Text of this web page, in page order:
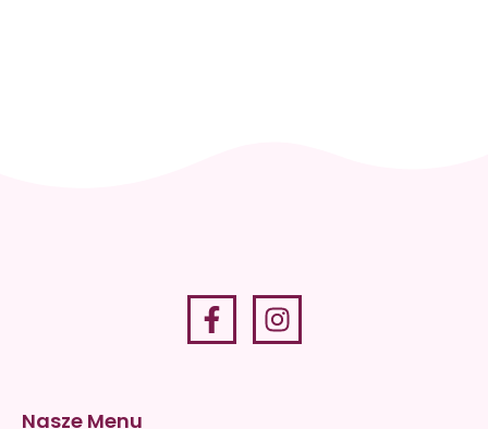
Nasze Menu